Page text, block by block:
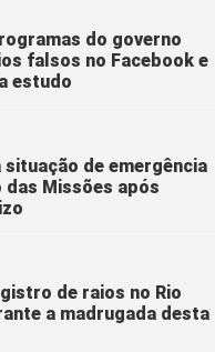
do governo
falsos no Facebook e
estudo
de emergência
Missões após
de raios no Rio
a madrugada desta